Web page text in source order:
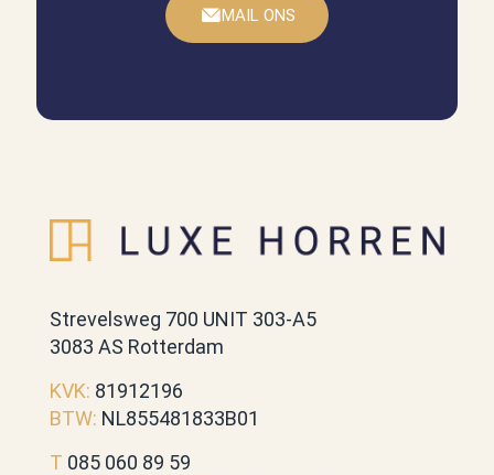
MAIL ONS
Strevelsweg 700 UNIT 303-A5
3083 AS Rotterdam
KVK: 81912196
BTW: NL855481833B01
T 085 060 89 59